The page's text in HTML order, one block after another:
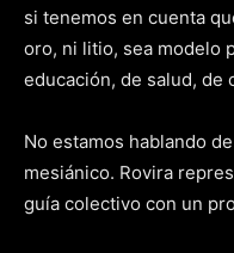
si tenemos en cuenta
oro, ni litio, sea modelo
educación, de salud, de
No estamos hablando
mesiánico. Rovira
guía colectivo con un